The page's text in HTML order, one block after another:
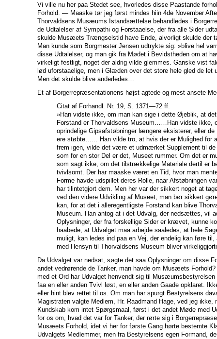
Vi ville nu her paa Stedet see, hvorledes disse Paastande
Forhold. — Maaske tør jeg først mindes hiin 4de November
Thorvaldsens Musæums Istandsættelse behandledes i
de Udtalelser af Sympathi og Forstaaelse, der fra alle Sider
skulde Musæets Trængselstid have Ende, alvorligt skulde der
Man kunde som Borgmester Jensen udtrykte sig: »blive hel
disse Udtalelser, og man gik fra Mødet i Bevidstheden om at
virkeligt festligt, noget der aldrig vilde glemmes. Ganske vist
lød uforstaaelige, men i Glæden over det store hele gled de
Men det skulde blive anderledes…
Et af Borgerrepræsentationens højst agtede og mest ansete
Citat af Forhandl. Nr. 19, S. 1371—72 ff.
»Han vidste ikke, om man kan sige i dette Øjeblik, at
Forstand er Thorvaldsens Museum……Han vidste ikke,
oprindelige Gipsafstøbninger længere eksisterer, eller
ere støbte…… Han vilde tro, at hvis der er Mulighed for
frem igen, vilde det være et udmærket Supplement til de
som for en stor Del er det, Museet rummer. Om det er
som sagt ikke, om det tilstrækkelige Materiale dertil er
tvivlsomt. Der har maaske været en Tid, hvor man
Forme havde udspillet deres Rolle, naar Afstøbningen
har tilintetgjort dem. Men her var der sikkert noget at
ved den videre Udvikling af Museet, man bør sikkert
kan, for at det i alleregentligste Forstand kan blive
Museum. Han antog at i det Udvalg, der nedsættes, vil
Oplysninger, der fra forskellige Sider er krævet, kunne
haabede, at Udvalget maa arbejde saaledes, at hele
muligt, kan ledes ind paa en Vej, der endelig kan føre
med Hensyn til Thorvaldsens Museum bliver
Da Udvalget var nedsat, søgte det saa Oplysninger om disse
andet vedrørende de Tanker, man havde om Musæets
med et Ord har Udvalget henvendt sig til
faa en eller anden Tvivl løst, en eller anden Gaade opklaret.
eller hint blev rettet til os. Om man har spurgt Bestyrelsens
Magistraten valgte Medlem, Hr. Raadmand Hage, ved jeg ikke,
Kundskab kom intet Spørgsmaal, først i det andet Møde med
for os om, hvad det var for Tanker, der rørte sig i
Musæets Forhold, idet vi her for første Gang hørte bestemte
Udvalgets Medlemmer, men fra Bestyrelsens egen Formand,